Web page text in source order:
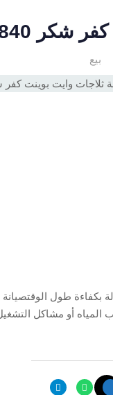
بيع
بكفاءة طول
المياه أو مشاكل